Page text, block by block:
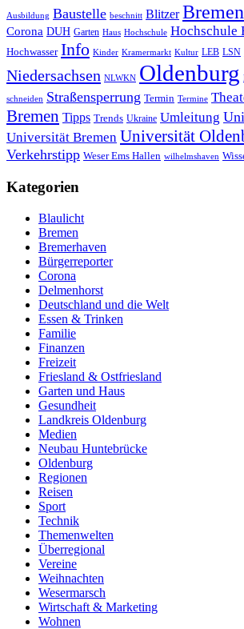
Ausbildung Baustelle beschnitt Blitzer Bremen
Corona DUH Garten Haus Hochschule Hochschule
Hochwasser Info Kinder Kramermarkt Kultur LEB LSN
Niedersachsen NLWKN Oldenburg
schneiden Straßensperrung Termin Termine
Bremen Tipps Trends Ukraine Umleitung
Universität Bremen Universität
Verkehrstipp Weser Ems Hallen wilhelmshaven
Kategorien
Blaulicht
Bremen
Bremerhaven
Bürgerreporter
Corona
Delmenhorst
Deutschland und die Welt
Essen & Trinken
Familie
Finanzen
Freizeit
Friesland & Ostfriesland
Garten und Haus
Gesundheit
Landkreis Oldenburg
Medien
Neubau Huntebrücke
Oldenburg
Regionen
Reisen
Sport
Technik
Themenwelten
Überregional
Vereine
Weihnachten
Wesermarsch
Wirtschaft & Marketing
Wohnen